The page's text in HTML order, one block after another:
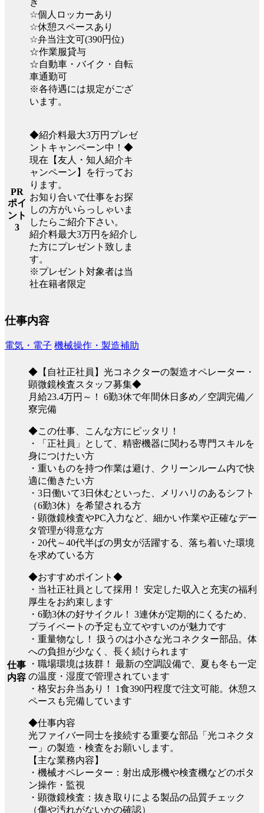
き
☆個人ロッカーあり
☆休憩スペースあり
☆弁当注文可(390円位)
☆作業服貸与
☆自動車・バイク・自転
車通勤可
※各待遇には規定がござ
います。
PR
ポイ
ント
3
◆紹介料最大3万円プレゼ
ントキャンペーン中！◆
現在【友人・知人紹介キ
ャンペーン】を行ってお
ります。
お知り合いで仕事をお探
しの方がいらっしゃいま
したらご紹介下さい。
紹介料最大3万円を紹介し
た方にプレゼント致しま
す。
※プレゼント対象者は当
社在籍者限定
仕事内容
電気・電子 機械操作・製造補助
仕事
内容
◆【自社正社員】光コネクターの製造オペレーター・
顕微鏡検査スタッフ募集◆
月給23.4万円～！ 6勤3休で年間休日多め／空調完備／
寮完備
◆この仕事、こんな方にピッタリ！
・「正社員」として、精密機器に関わる専門スキルを
身につけたい方
・重いものを持つ作業は避け、クリーンルーム内で快
適に働きたい方
・3日働いて3日休むといった、メリハリのあるシフト
（6勤3休）を希望される方
・顕微鏡検査やPC入力など、細かい作業や正確なデー
タ管理が得意な方
・20代～40代半ばの男女が活躍する、落ち着いた環境
を求めている方
◆おすすめポイント◆
・当社正社員として採用！ 安定した収入と充実の福利
厚生をお約束します
・6勤3休の好サイクル！ 3連休が定期的にくるため、
プライベートの予定も立てやすいのが魅力です
・重量物なし！ 扱うのは小さな光コネクター部品。体
への負担が少なく、長く続けられます
・職場環境は抜群！ 最新の空調設備で、夏も冬も一定
の温度・湿度で管理されています
・格安お弁当あり！ 1食390円程度で注文可能。休憩ス
ペースも完備しています
◆仕事内容
光ファイバー同士を接続する重要な部品「光コネクタ
ー」の製造・検査をお願いします。
【主な業務内容】
・機械オペレーター：射出成形機や検査機などのボタ
ン操作・監視
・顕微鏡検査：抜き取りによる製品の品質チェック
（傷や汚れがないかの確認）